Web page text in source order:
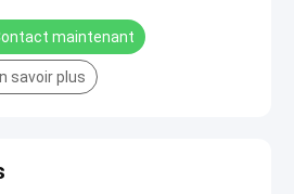
maintenant
savoir plus